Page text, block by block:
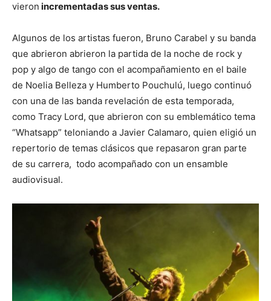
vieron incrementadas sus ventas.
Algunos de los artistas fueron, Bruno Carabel y su banda
que abrieron abrieron la partida de la noche de rock y
pop y algo de tango con el acompañamiento en el baile
de Noelia Belleza y Humberto Pouchulú, luego continuó
con una de las banda revelación de esta temporada,
como Tracy Lord, que abrieron con su emblemático tema
“Whatsapp” teloniando a Javier Calamaro, quien eligió un
repertorio de temas clásicos que repasaron gran parte
de su carrera, todo acompañado con un ensamble
audiovisual.